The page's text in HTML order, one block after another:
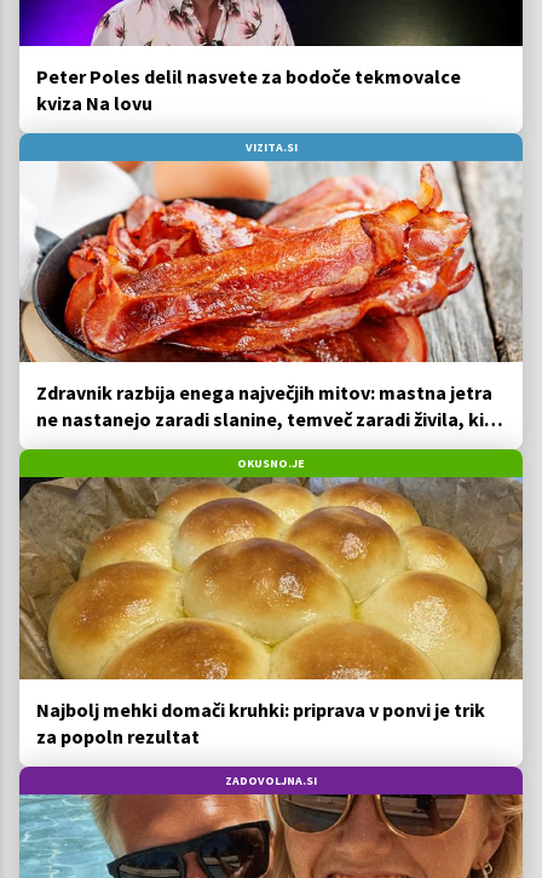
Peter Poles delil nasvete za bodoče tekmovalce
kviza Na lovu
VIZITA.SI
Zdravnik razbija enega največjih mitov: mastna jetra
ne nastanejo zaradi slanine, temveč zaradi živila, ki
ga imamo vsi radi
OKUSNO.JE
Najbolj mehki domači kruhki: priprava v ponvi je trik
za popoln rezultat
ZADOVOLJNA.SI